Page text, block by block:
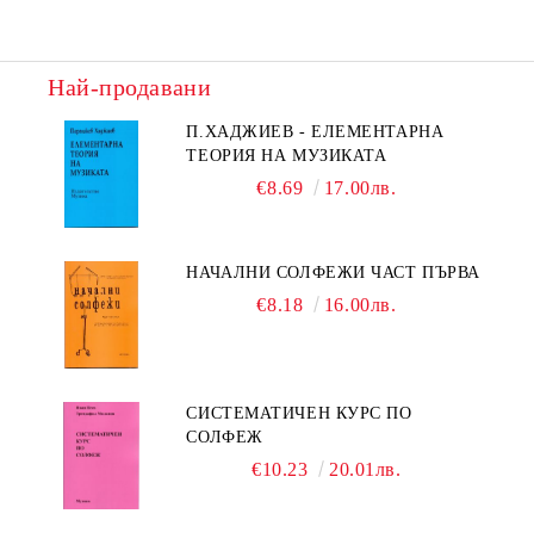
Най-продавани
П.ХАДЖИЕВ - ЕЛЕМЕНТАРНА
ТЕОРИЯ НА МУЗИКАТА
€8.69 17.00лв.
НАЧАЛНИ СОЛФЕЖИ ЧАСТ ПЪРВА
€8.18 16.00лв.
СИСТЕМАТИЧЕН КУРС ПО
СОЛФЕЖ
€10.23 20.01лв.